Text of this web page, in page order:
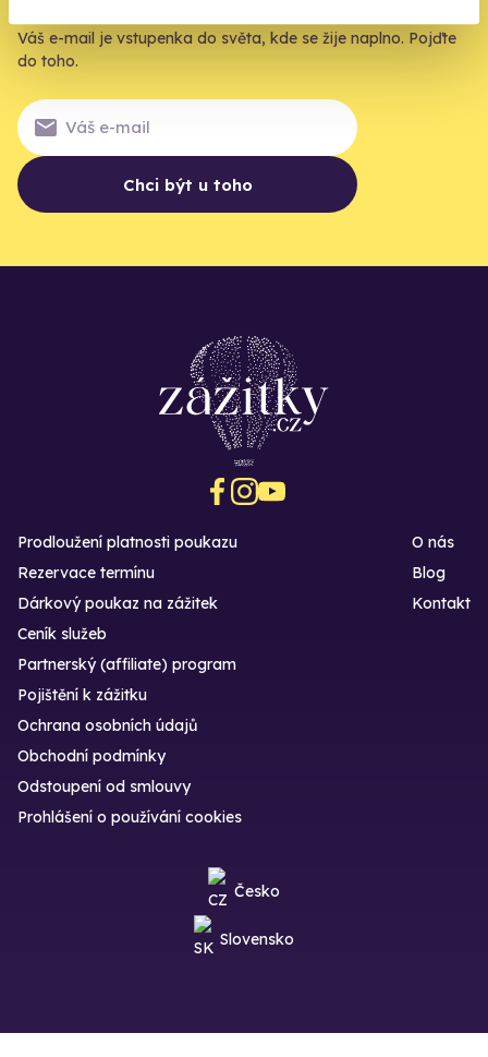
Váš e-mail je vstupenka do světa, kde se žije naplno. Pojďte
do toho.
Chci být u toho
Prodloužení platnosti poukazu
Rezervace termínu
Dárkový poukaz na zážitek
O nás
Blog
Kontakt
Ceník služeb
Partnerský (affiliate) program
Pojištění k zážitku
Ochrana osobních údajů
Obchodní podmínky
Odstoupení od smlouvy
Prohlášení o používání cookies
Česko
Slovensko